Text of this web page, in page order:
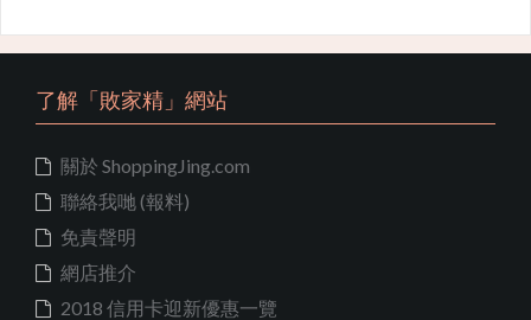
了解「敗家精」網站
關於 ShoppingJing.com
聯絡我哋 (報料)
免責聲明
網店推介
2018 信用卡迎新優惠一覽